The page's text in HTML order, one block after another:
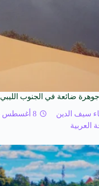
ضائعة في الجنوب الليبي
سيف الدين
8 أغسطس 2026
العربية